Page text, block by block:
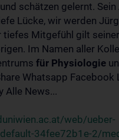
schätzen gelernt. Sein
Lücke, wir werden
tiefes Mitgefühl gilt
Im Namen aller
für Physiologie
Whatsapp Facebook
Alle News...
web/ueber-
34fee72b1e-2/